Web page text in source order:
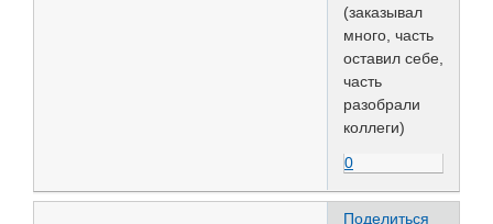
(заказывал
много, часть
оставил себе,
часть
разобрали
коллеги)
0
Поделиться